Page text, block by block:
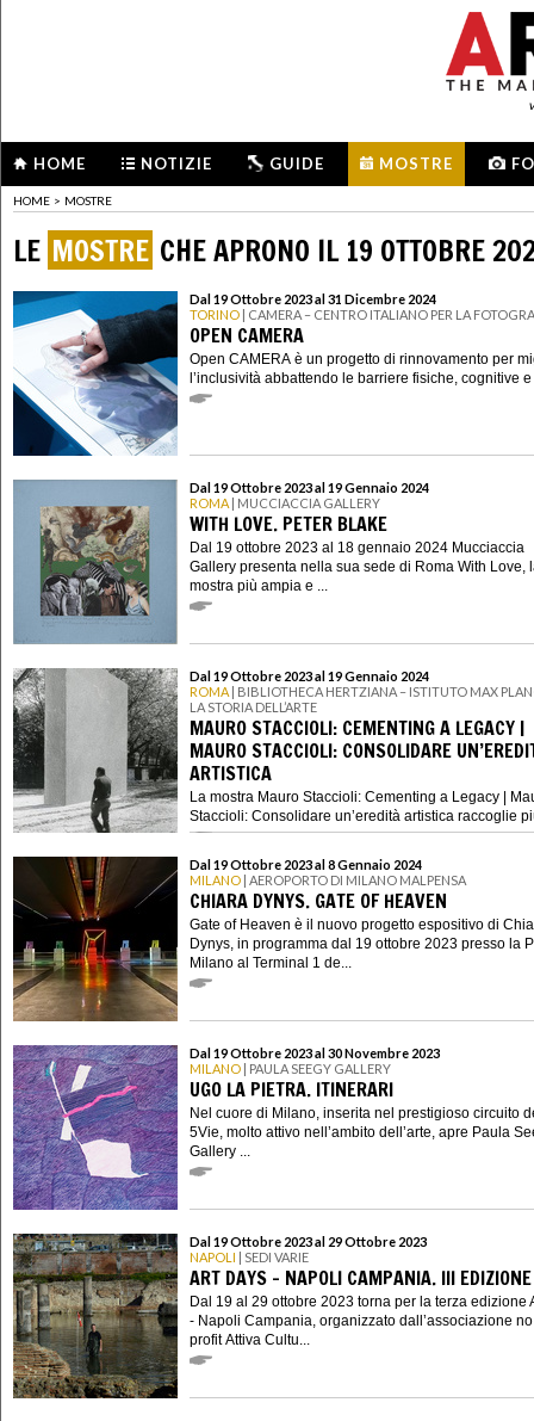
HOME NOTIZIE GUIDE MOSTRE
HOME > MOSTRE
LE MOSTRE CHE APRONO IL 19 OTTOBRE
Dal 19 Ottobre 2023 al 31 Dicembre 2024
TORINO | CAMERA – CENTRO ITALIANO PER LA
OPEN CAMERA
Open CAMERA è un progetto di rinnovamento per
l’inclusività abbattendo le barriere fisiche, cognitive
Dal 19 Ottobre 2023 al 19 Gennaio 2024
ROMA | MUCCIACCIA GALLERY
WITH LOVE. PETER BLAKE
Dal 19 ottobre 2023 al 18 gennaio 2024 Mucciaccia
Gallery presenta nella sua sede di Roma With Love,
mostra più ampia e ...
Dal 19 Ottobre 2023 al 19 Gennaio 2024
ROMA | BIBLIOTHECA HERTZIANA – ISTITUTO MAX
LA STORIA DELL’ARTE
MAURO STACCIOLI: CEMENTING A LEGACY |
MAURO STACCIOLI: CONSOLIDARE
ARTISTICA
La mostra Mauro Staccioli: Cementing a Legacy |
Staccioli: Consolidare un’eredità artistica raccoglie
Dal 19 Ottobre 2023 al 8 Gennaio 2024
MILANO | AEROPORTO DI MILANO MALPENSA
CHIARA DYNYS. GATE OF HEAVEN
Gate of Heaven è il nuovo progetto espositivo di
Dynys, in programma dal 19 ottobre 2023 presso la
Milano al Terminal 1 de...
Dal 19 Ottobre 2023 al 30 Novembre 2023
MILANO | PAULA SEEGY GALLERY
UGO LA PIETRA. ITINERARI
Nel cuore di Milano, inserita nel prestigioso circuito
5Vie, molto attivo nell’ambito dell’arte, apre Paula
Gallery ...
Dal 19 Ottobre 2023 al 29 Ottobre 2023
NAPOLI | SEDI VARIE
ART DAYS - NAPOLI CAMPANIA. III EDIZIONE
Dal 19 al 29 ottobre 2023 torna per la terza edizione
- Napoli Campania, organizzato dall’associazione no
profit Attiva Cultu...